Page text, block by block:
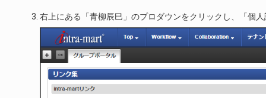
右上にある「青柳辰巳」のプロダウンをクリックし、「個